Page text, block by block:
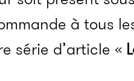
à tous
série d’article «